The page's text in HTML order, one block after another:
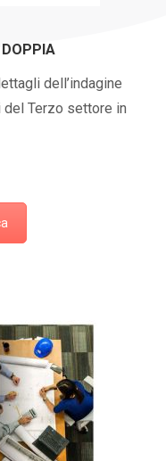
dell’indagine
del Terzo settore in